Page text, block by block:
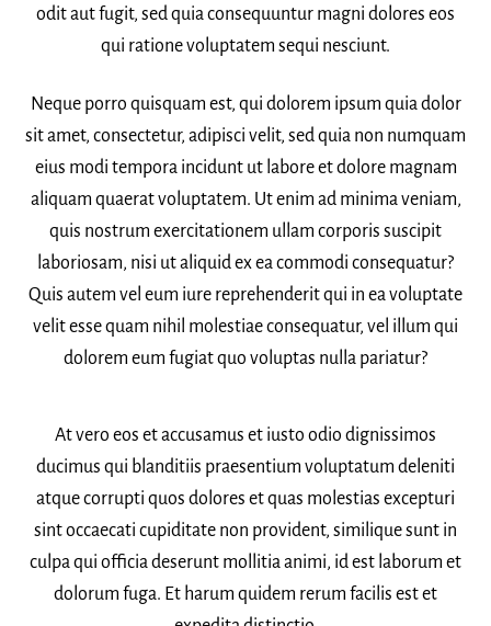
odit aut fugit, sed quia consequuntur magni dolores eos
qui ratione voluptatem sequi nesciunt.
Neque porro quisquam est, qui dolorem ipsum quia dolor
sit amet, consectetur, adipisci velit, sed quia non numquam
eius modi tempora incidunt ut labore et dolore magnam
aliquam quaerat voluptatem. Ut enim ad minima veniam,
quis nostrum exercitationem ullam corporis suscipit
laboriosam, nisi ut aliquid ex ea commodi consequatur?
Quis autem vel eum iure reprehenderit qui in ea voluptate
velit esse quam nihil molestiae consequatur, vel illum qui
dolorem eum fugiat quo voluptas nulla pariatur?
At vero eos et accusamus et iusto odio dignissimos
ducimus qui blanditiis praesentium voluptatum deleniti
atque corrupti quos dolores et quas molestias excepturi
sint occaecati cupiditate non provident, similique sunt in
culpa qui officia deserunt mollitia animi, id est laborum et
dolorum fuga. Et harum quidem rerum facilis est et